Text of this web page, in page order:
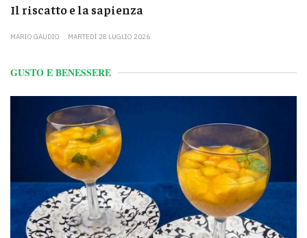
Il riscatto e la sapienza
MARIO GAUDIO MARTEDÌ 28 LUGLIO 2026
GUSTO E BENESSERE